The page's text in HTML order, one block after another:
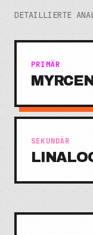
DETAILLIERTE
PRIMÄR
SEKUNDÄR